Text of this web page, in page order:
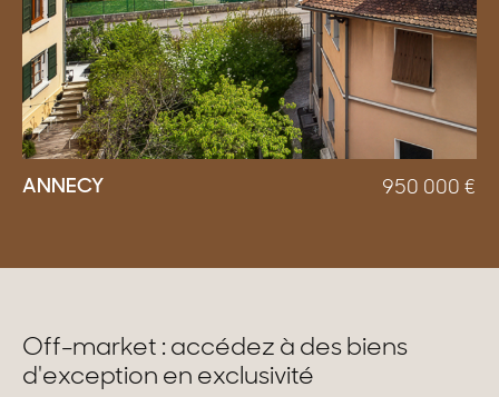
ANNECY 950 000 €
Off-market : accédez à des biens
d'exception en exclusivité